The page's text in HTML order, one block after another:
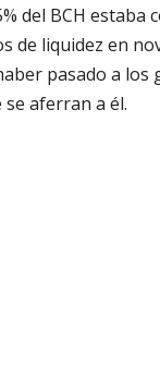
del BCH estaba
de liquidez en
pasado a los
aferran a él.